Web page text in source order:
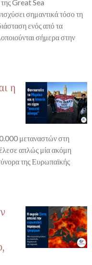
Great Sea
σημαντικά τόσο τη
ενός από τα
σήμερα στην
η
μεταναστών στη
απλώς μία ακόμη
της Ευρωπαϊκής